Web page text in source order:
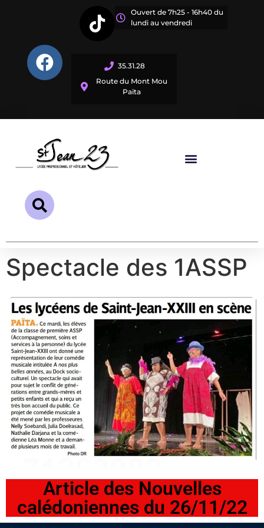
Ouvert de 7h25 - 16h40 du
lundi au vendredi
35.31.28
Route du Mont Mou
Païta
Spectacle des 1ASSP
Article des Nouvelles
calédoniennes du 26/11/22